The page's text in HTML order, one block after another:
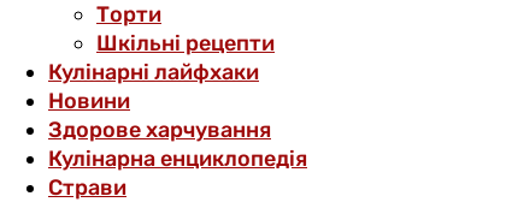
Торти
Шкільні рецепти
Кулінарні лайфхаки
Новини
Здорове харчування
Кулінарна енциклопедія
Страви